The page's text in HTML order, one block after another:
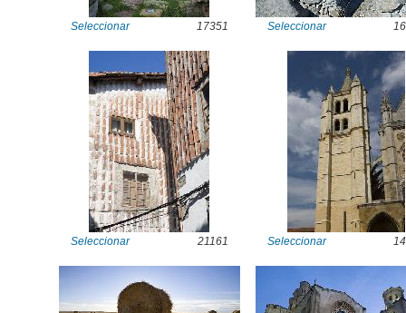
Seleccionar 17351 Seleccionar
Seleccionar 21161 Seleccionar